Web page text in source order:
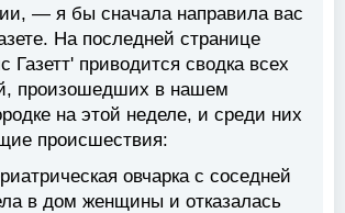
— я бы сначала направила вас
На последней странице
Газетт' приводится сводка всех
произошедших в нашем
на этой неделе, и среди них
происшествия:
овчарка с соседней
в дом женщины и отказалась